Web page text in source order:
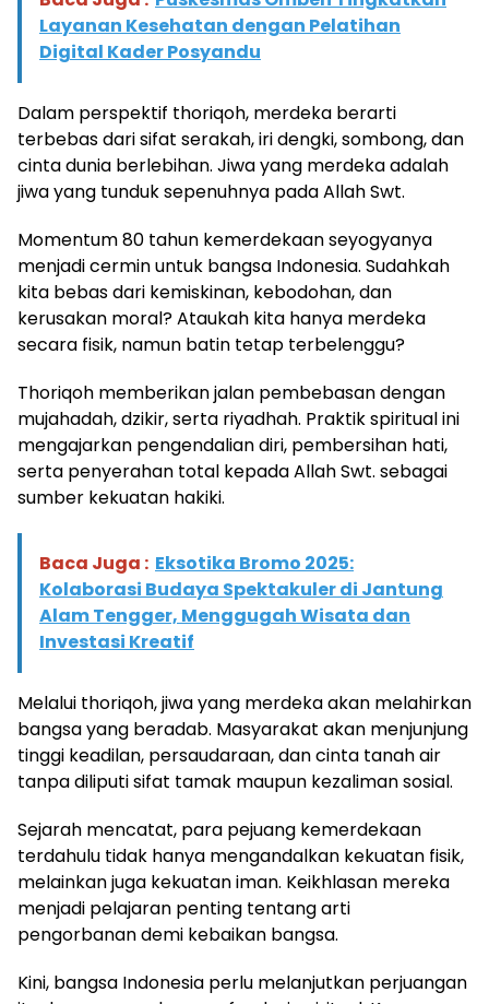
Layanan Kesehatan dengan Pelatihan
Digital Kader Posyandu
Dalam perspektif thoriqoh, merdeka berarti
terbebas dari sifat serakah, iri dengki, sombong, dan
cinta dunia berlebihan. Jiwa yang merdeka adalah
jiwa yang tunduk sepenuhnya pada Allah Swt.
Momentum 80 tahun kemerdekaan seyogyanya
menjadi cermin untuk bangsa Indonesia. Sudahkah
kita bebas dari kemiskinan, kebodohan, dan
kerusakan moral? Ataukah kita hanya merdeka
secara fisik, namun batin tetap terbelenggu?
Thoriqoh memberikan jalan pembebasan dengan
mujahadah, dzikir, serta riyadhah. Praktik spiritual ini
mengajarkan pengendalian diri, pembersihan hati,
serta penyerahan total kepada Allah Swt. sebagai
sumber kekuatan hakiki.
Baca Juga : Eksotika Bromo 2025:
Kolaborasi Budaya Spektakuler di Jantung
Alam Tengger, Menggugah Wisata dan
Investasi Kreatif
Melalui thoriqoh, jiwa yang merdeka akan melahirkan
bangsa yang beradab. Masyarakat akan menjunjung
tinggi keadilan, persaudaraan, dan cinta tanah air
tanpa diliputi sifat tamak maupun kezaliman sosial.
Sejarah mencatat, para pejuang kemerdekaan
terdahulu tidak hanya mengandalkan kekuatan fisik,
melainkan juga kekuatan iman. Keikhlasan mereka
menjadi pelajaran penting tentang arti
pengorbanan demi kebaikan bangsa.
Kini, bangsa Indonesia perlu melanjutkan perjuangan